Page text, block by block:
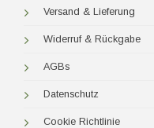
Versand & Lieferung
Widerruf & Rückgabe
AGBs
Datenschutz
Cookie Richtlinie